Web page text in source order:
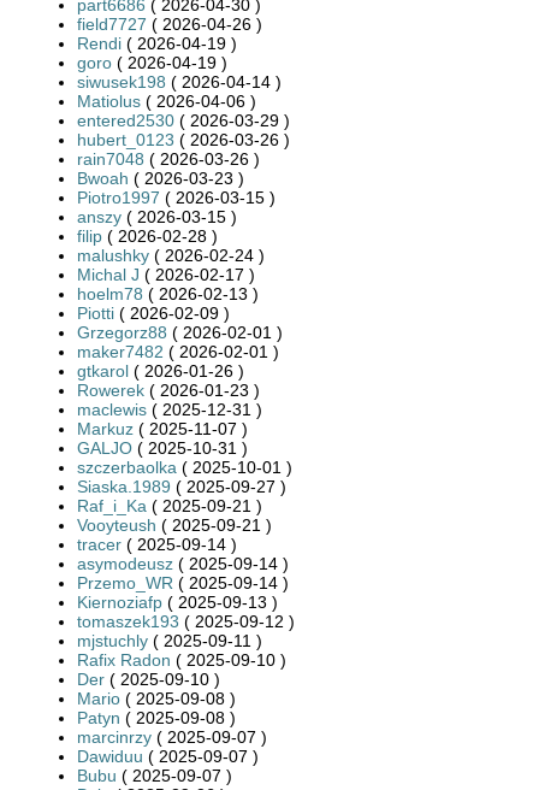
part6686 ( 2026-04-30 )
field7727 ( 2026-04-26 )
Rendi ( 2026-04-19 )
goro ( 2026-04-19 )
siwusek198 ( 2026-04-14 )
Matiolus ( 2026-04-06 )
entered2530 ( 2026-03-29 )
hubert_0123 ( 2026-03-26 )
rain7048 ( 2026-03-26 )
Bwoah ( 2026-03-23 )
Piotro1997 ( 2026-03-15 )
anszy ( 2026-03-15 )
filip ( 2026-02-28 )
malushky ( 2026-02-24 )
Michal J ( 2026-02-17 )
hoelm78 ( 2026-02-13 )
Piotti ( 2026-02-09 )
Grzegorz88 ( 2026-02-01 )
maker7482 ( 2026-02-01 )
gtkarol ( 2026-01-26 )
Rowerek ( 2026-01-23 )
maclewis ( 2025-12-31 )
Markuz ( 2025-11-07 )
GALJO ( 2025-10-31 )
szczerbaolka ( 2025-10-01 )
Siaska.1989 ( 2025-09-27 )
Raf_i_Ka ( 2025-09-21 )
Vooyteush ( 2025-09-21 )
tracer ( 2025-09-14 )
asymodeusz ( 2025-09-14 )
Przemo_WR ( 2025-09-14 )
Kiernoziafp ( 2025-09-13 )
tomaszek193 ( 2025-09-12 )
mjstuchly ( 2025-09-11 )
Rafix Radon ( 2025-09-10 )
Der ( 2025-09-10 )
Mario ( 2025-09-08 )
Patyn ( 2025-09-08 )
marcinrzy ( 2025-09-07 )
Dawiduu ( 2025-09-07 )
Bubu ( 2025-09-07 )